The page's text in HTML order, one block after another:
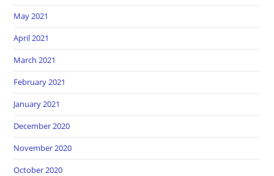
May 2021
April 2021
March 2021
February 2021
January 2021
December 2020
November 2020
October 2020